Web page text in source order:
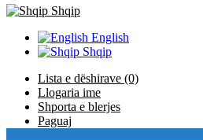
Shqip
English
Shqip
Lista e dëshirave (0)
Llogaria ime
Shporta e blerjes
Paguaj